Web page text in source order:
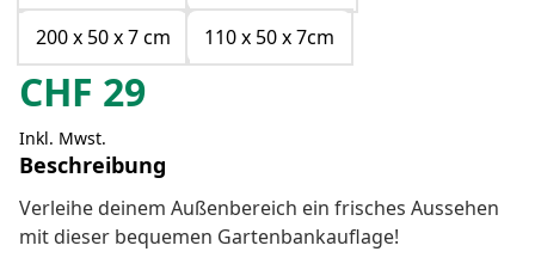
200 x 50 x 7 cm
110 x 50 x 7cm
CHF 29
Inkl. Mwst.
Beschreibung
Verleihe deinem Außenbereich ein frisches Aussehen
mit dieser bequemen Gartenbankauflage!